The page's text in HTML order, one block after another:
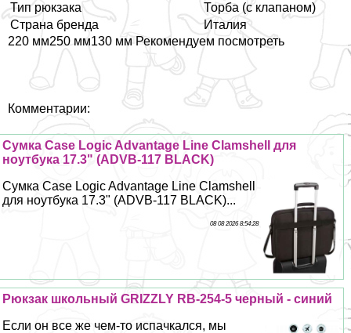
Тип рюкзака
Торба (с клапаном)
Страна бренда
Италия
220 мм250 мм130 мм Рекомендуем посмотреть
Комментарии:
Сумка Case Logic Advantage Line Clamshell для
ноутбука 17.3" (ADVB-117 BLACK)
Сумка Case Logic Advantage Line Clamshell
для ноутбука 17.3" (ADVB-117 BLACK)...
08 08 2026 8:54:28
Рюкзак школьный GRIZZLY RB-254-5 черный - синий
Если он все же чем-то испачкался, мы